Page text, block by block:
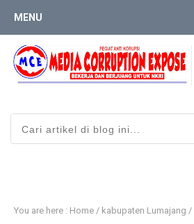
MENU
You are here : Home / kabupaten Lumajang /